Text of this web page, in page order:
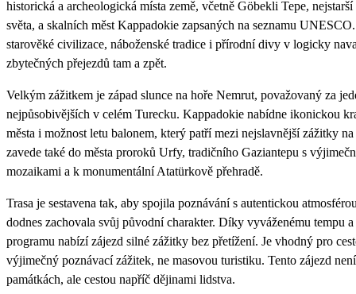
historická a archeologická místa země, včetně Göbekli Tepe, nejstarší
světa, a skalních měst Kappadokie zapsaných na seznamu
starověké civilizace, náboženské tradice i přírodní divy v logicky
zbytečných přejezdů tam a zpět.
Velkým zážitkem je západ slunce na hoře Nemrut, považovaný za
nejpůsobivějších v celém Turecku. Kappadokie nabídne ikonickou
města i možnost letu balonem, který patří mezi nejslavnější zážitky
zavede také do města proroků Urfy, tradičního Gaziantepu s
mozaikami a k monumentální Atatürkově přehradě.
Trasa je sestavena tak, aby spojila poznávání s autentickou
dodnes zachovala svůj původní charakter. Díky vyváženému tempu
programu nabízí zájezd silné zážitky bez přetížení. Je vhodný pro
výjimečný poznávací zážitek, ne masovou turistiku. Tento zájezd
památkách, ale cestou napříč dějinami lidstva.